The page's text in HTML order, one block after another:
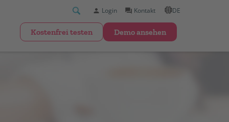
kostenfrei testen Demo ansehen
DE
Kontakt
Login